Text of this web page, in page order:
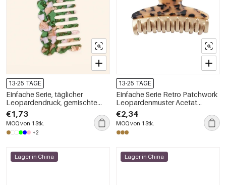
13-25 TAGE
Einfache Serie, täglicher
Leopardendruck, gemischte
Farbverlaufs-Essigsäurekämme
€1,73
MOQ von 1 Stk.
+2
13-25 TAGE
Einfache Serie Retro Patchwork
Leopardenmuster Acetat
Haarkrallen
€2,34
MOQ von 1 Stk.
Lager in China Lager in China